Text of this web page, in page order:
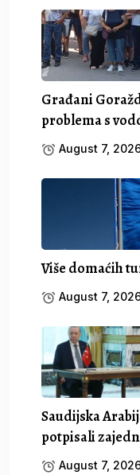
Građani
problema s
August 7,
Više domaćih
August 7,
Saudijska
potpisali
August 7,